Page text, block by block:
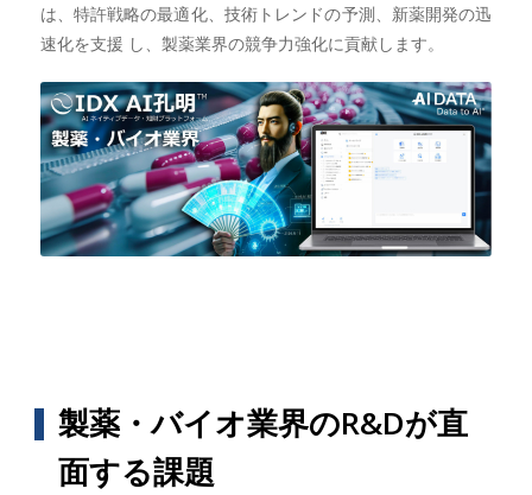
は、特許戦略の最適化、技術トレンドの予測、新薬開発の迅
速化を支援 し、製薬業界の競争力強化に貢献します。
製薬・バイオ業界のR&Dが直
面する課題